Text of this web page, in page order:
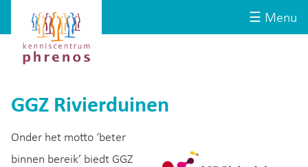
☰ Menu
Kenniscentrum
Phrenos
website
GGZ Rivierduinen
Onder het motto ‘beter
binnen bereik’ biedt GGZ